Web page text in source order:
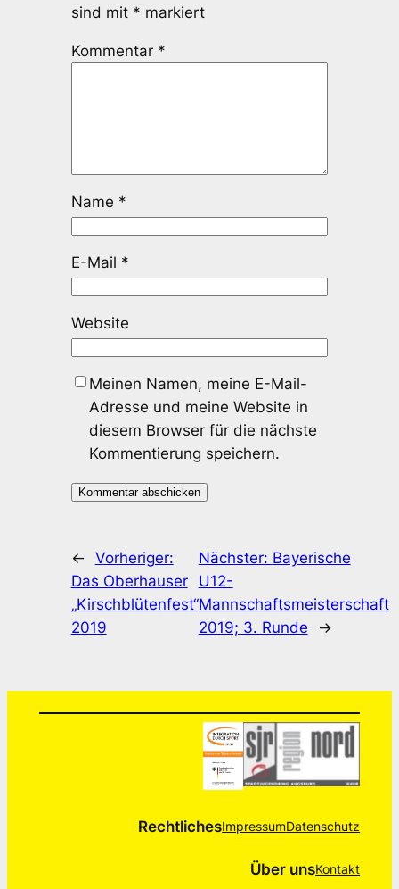
sind mit * markiert
Kommentar *
Name *
E-Mail *
Website
Meinen Namen, meine E-Mail-
Adresse und meine Website in
diesem Browser für die nächste
Kommentierung speichern.
← Vorheriger:
Das Oberhauser
„Kirschblütenfest“
2019
Nächster: Bayerische
U12-
Mannschaftsmeisterschaft
2019; 3. Runde
→
RechtlichesImpressumDatenschutz
Über unsKontakt